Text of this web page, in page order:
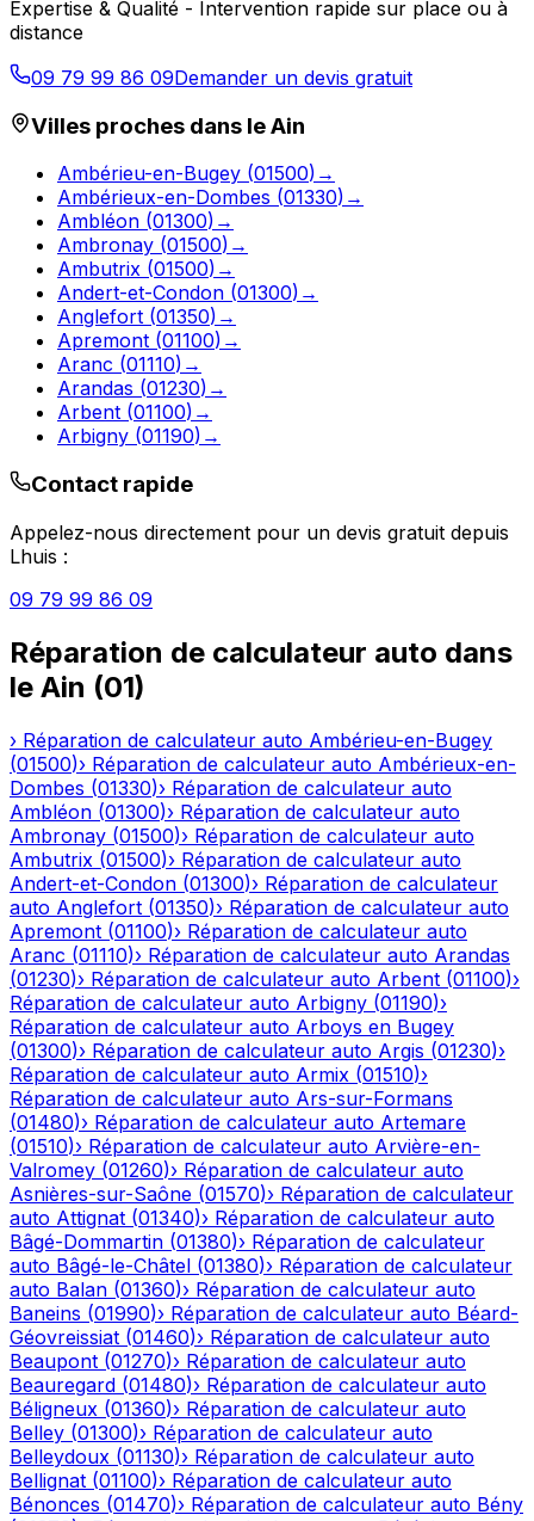
Expertise & Qualité - Intervention rapide sur place ou à
distance
09 79 99 86 09Demander un devis gratuit
Villes proches dans leAin
Ambérieu-en-Bugey (01500) →
Ambérieux-en-Dombes (01330) →
Ambléon (01300) →
Ambronay (01500) →
Ambutrix (01500) →
Andert-et-Condon (01300) →
Anglefort (01350) →
Apremont (01100) →
Aranc (01110) →
Arandas (01230) →
Arbent (01100) →
Arbigny (01190) →
Contact rapide
Appelez-nous directement pour un devis gratuit depuis
Lhuis :
09 79 99 86 09
Réparation de calculateur auto dans
le Ain (01)
› Réparation de calculateur auto Ambérieu-en-Bugey
(01500)› Réparation de calculateur auto Ambérieux-en-
Dombes (01330)› Réparation de calculateur auto
Ambléon (01300)› Réparation de calculateur auto
Ambronay (01500)› Réparation de calculateur auto
Ambutrix (01500)› Réparation de calculateur auto
Andert-et-Condon (01300)› Réparation de calculateur
auto Anglefort (01350)› Réparation de calculateur auto
Apremont (01100)› Réparation de calculateur auto
Aranc (01110)› Réparation de calculateur auto Arandas
(01230)› Réparation de calculateur auto Arbent (01100)›
Réparation de calculateur auto Arbigny (01190)›
Réparation de calculateur auto Arboys en Bugey
(01300)› Réparation de calculateur auto Argis (01230)›
Réparation de calculateur auto Armix (01510)›
Réparation de calculateur auto Ars-sur-Formans
(01480)› Réparation de calculateur auto Artemare
(01510)› Réparation de calculateur auto Arvière-en-
Valromey (01260)› Réparation de calculateur auto
Asnières-sur-Saône (01570)› Réparation de calculateur
auto Attignat (01340)› Réparation de calculateur auto
Bâgé-Dommartin (01380)› Réparation de calculateur
auto Bâgé-le-Châtel (01380)› Réparation de calculateur
auto Balan (01360)› Réparation de calculateur auto
Baneins (01990)› Réparation de calculateur auto Béard-
Géovreissiat (01460)› Réparation de calculateur auto
Beaupont (01270)› Réparation de calculateur auto
Beauregard (01480)› Réparation de calculateur auto
Béligneux (01360)› Réparation de calculateur auto
Belley (01300)› Réparation de calculateur auto
Belleydoux (01130)› Réparation de calculateur auto
Bellignat (01100)› Réparation de calculateur auto
Bénonces (01470)› Réparation de calculateur auto Bény